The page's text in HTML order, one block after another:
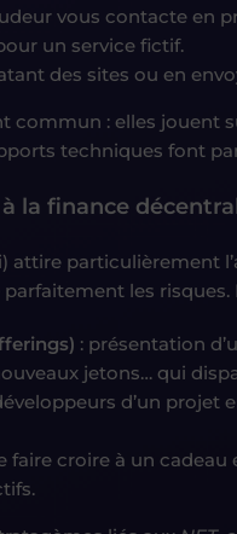
vous contacte en
un service fictif.
des sites ou en
: elles jouent
techniques font
la finance
attire particulièrement
les risques.
: présentation
jetons… qui
d’un
faire croire à un